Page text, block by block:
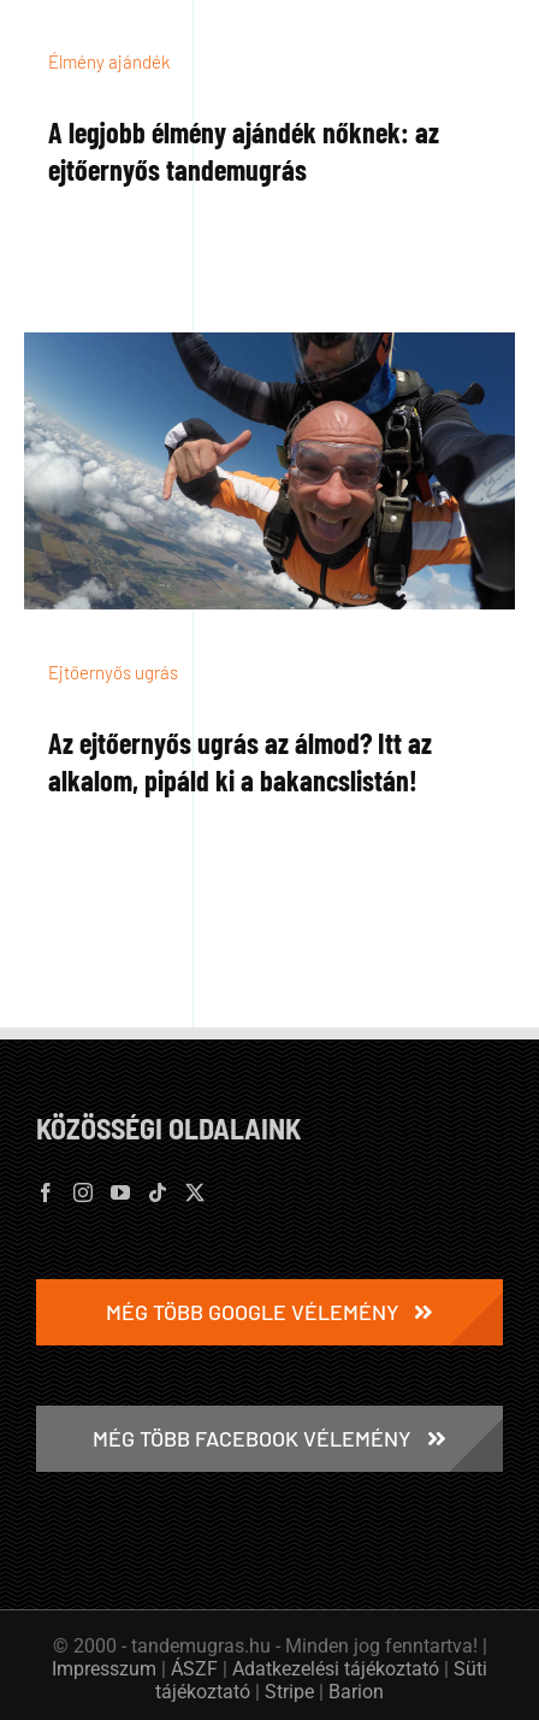
Élmény ajándék
A legjobb élmény ajándék nőknek: az
ejtőernyős tandemugrás
Ejtőernyős ugrás
Az ejtőernyős ugrás az álmod? Itt az
alkalom, pipáld ki a bakancslistán!
KÖZÖSSÉGI OLDALAINK
MÉG TÖBB GOOGLE VÉLEMÉNY
MÉG TÖBB FACEBOOK VÉLEMÉNY
© 2000 -tandemugras.hu - Minden jog fenntartva! |
Impresszum | ÁSZF | Adatkezelési tájékoztató | Süti
tájékoztató | Stripe | Barion